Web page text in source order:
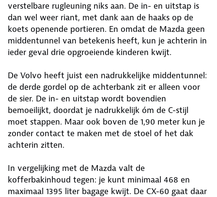
verstelbare rugleuning niks aan. De in- en uitstap is
dan wel weer riant, met dank aan de haaks op de
koets openende portieren. En omdat de Mazda geen
middentunnel van betekenis heeft, kun je achterin in
ieder geval drie opgroeiende kinderen kwijt.
De Volvo heeft juist een nadrukkelijke middentunnel:
de derde gordel op de achterbank zit er alleen voor
de sier. De in- en uitstap wordt bovendien
bemoeilijkt, doordat je nadrukkelijk óm de C-stijl
moet stappen. Maar ook boven de 1,90 meter kun je
zonder contact te maken met de stoel of het dak
achterin zitten.
In vergelijking met de Mazda valt de
kofferbakinhoud tegen: je kunt minimaal 468 en
maximaal 1395 liter bagage kwijt. De CX-60 gaat daar